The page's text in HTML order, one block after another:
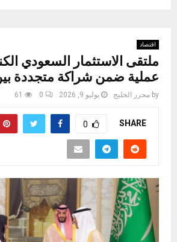
اقتصاد
ملتقى الاستثمار السعودي
عملية ضمن شراكة متجددة
by محرر الخليج يوليو 9, 2026 0
61
SHARE
0